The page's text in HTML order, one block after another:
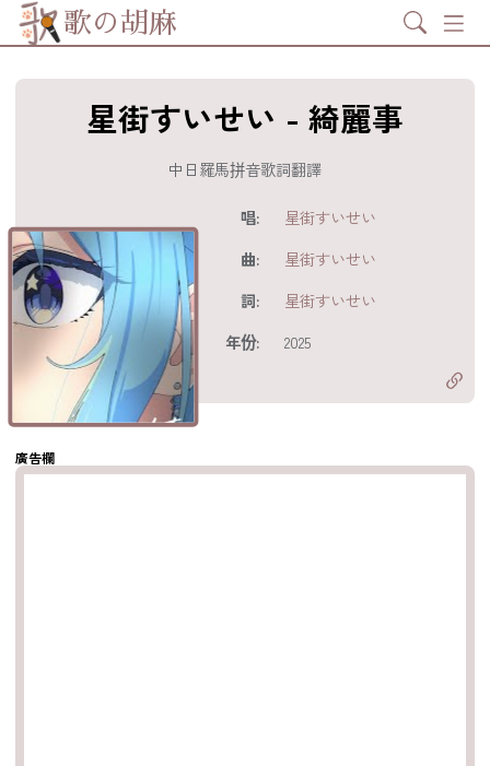
歌の胡麻 Search
星街すいせい - 綺麗事
中日羅馬拼音歌詞翻譯
唱:
星街すいせい
曲:
星街すいせい
詞:
星街すいせい
年份:
2025
分享至
享至 X
製鏈結
廣告欄